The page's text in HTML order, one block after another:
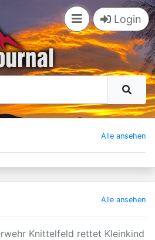
Login
Alle ansehen
Alle ansehen
Knittelfeld rettet Kleinkind